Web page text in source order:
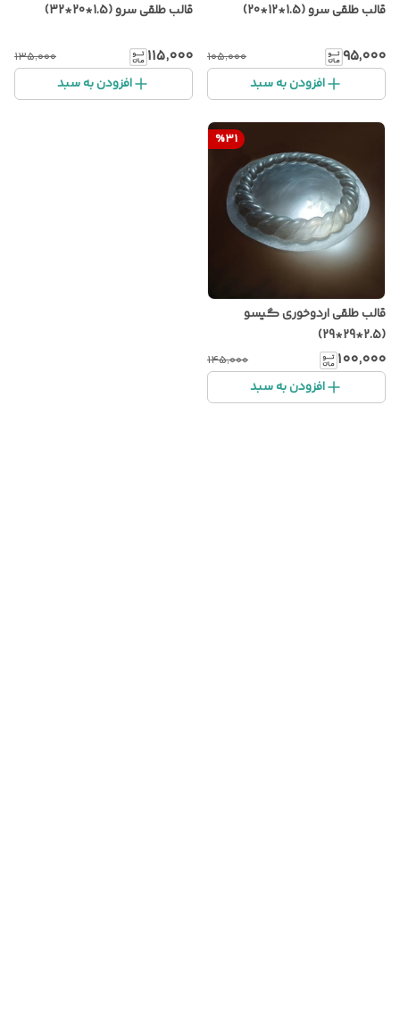
قالب طلقی سرو (1.5*12*20)
۹۵٬۰۰۰ ۱۰۵٬۰۰۰
افزودن به سبد
قالب طلقی سرو (1.5*20*32)
۱۱۵٬۰۰۰ ۱۳۵٬۰۰۰
افزودن به سبد
%31
قالب طلقی اردوخوری گیسو
(2.5*29*29)
۱۰۰٬۰۰۰ ۱۴۵٬۰۰۰
افزودن به سبد